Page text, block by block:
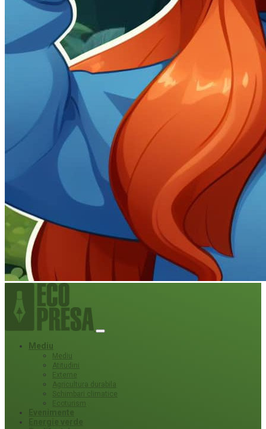
Mediu
Mediu
Atitudini
Externe
Agricultura durabila
Schimbari climatice
Ecoturism